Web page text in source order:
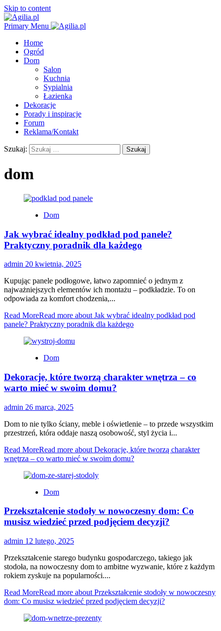
Skip to content
Primary Menu
Home
Ogród
Dom
Salon
Kuchnia
Sypialnia
Łazienka
Dekoracje
Porady i inspiracje
Forum
Reklama/Kontakt
Szukaj:
dom
Dom
Jak wybrać idealny podkład pod panele?
Praktyczny poradnik dla każdego
admin 20 kwietnia, 2025
Kupując panele podłogowe, łatwo zapomnieć o jednym z
najważniejszych elementów ich montażu – podkładzie. To on
odpowiada za komfort chodzenia,...
Read MoreRead more about Jak wybrać idealny podkład pod
panele? Praktyczny poradnik dla każdego
Dom
Dekoracje, które tworzą charakter wnętrza – co
warto mieć w swoim domu?
admin 26 marca, 2025
Dom to nie tylko ściany, meble i oświetlenie – to przede wszystkim
przestrzeń, która oddaje naszą osobowość, styl życia i...
Read MoreRead more about Dekoracje, które tworzą charakter
wnętrza – co warto mieć w swoim domu?
Dom
Przekształcenie stodoły w nowoczesny dom: Co
musisz wiedzieć przed podjęciem decyzji?
admin 12 lutego, 2025
Przekształcenie starego budynku gospodarczego, takiego jak
stodoła, na nowoczesny dom to ambitne wyzwanie, które z każdym
rokiem zyskuje na popularności....
Read MoreRead more about Przekształcenie stodoły w nowoczesny
dom: Co musisz wiedzieć przed podjęciem decyzji?